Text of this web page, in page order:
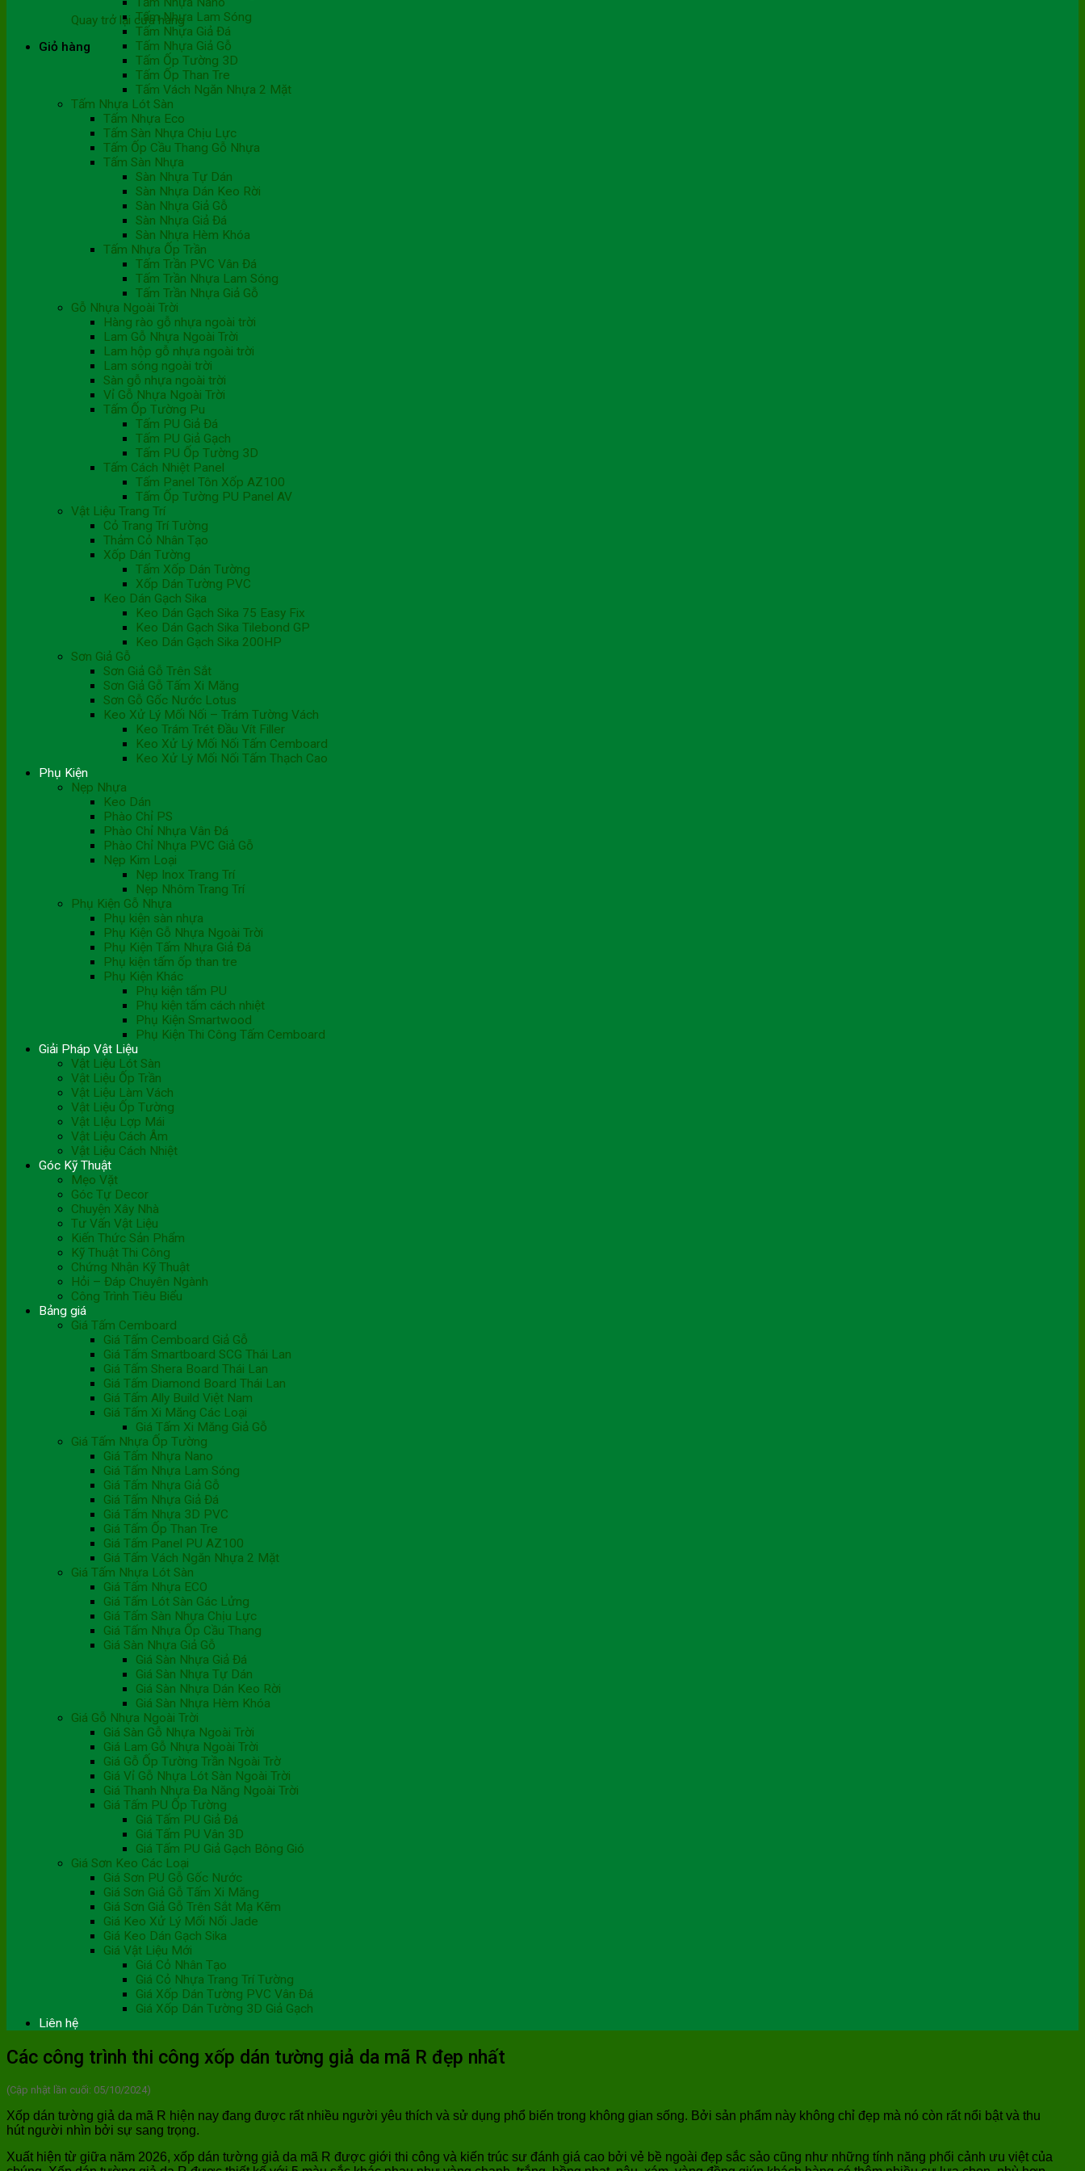
Quay trở lại cửa hàng
Giỏ hàng
Tấm Nhựa Lam Sóng
Tấm Nhựa Giả Đá
Tấm Nhựa Giả Gỗ
Tấm Ốp Tường 3D
Tấm Ốp Than Tre
Tấm Vách Ngăn Nhựa 2 Mặt
Tấm Nhựa Lót Sàn
Tấm Nhựa Eco
Tấm Sàn Nhựa Chịu Lực
Tấm Ốp Cầu Thang Gỗ Nhựa
Tấm Sàn Nhựa
Sàn Nhựa Tự Dán
Sàn Nhựa Dán Keo Rời
Sàn Nhựa Giả Gỗ
Sàn Nhựa Giả Đá
Sàn Nhựa Hèm Khóa
Tấm Nhựa Ốp Trần
Tấm Trần PVC Vân Đá
Tấm Trần Nhựa Lam Sóng
Tấm Trần Nhựa Giả Gỗ
Gỗ Nhựa Ngoài Trời
Hàng rào gỗ nhựa ngoài trời
Lam Gỗ Nhựa Ngoài Trời
Lam hộp gỗ nhựa ngoài trời
Lam sóng ngoài trời
Sàn gỗ nhựa ngoài trời
Vỉ Gỗ Nhựa Ngoài Trời
Tấm Ốp Tường Pu
Tấm PU Giả Đá
Tấm PU Giả Gạch
Tấm PU Ốp Tường 3D
Tấm Cách Nhiệt Panel
Tấm Panel Tôn Xốp AZ100
Tấm Ốp Tường PU Panel AV
Vật Liệu Trang Trí
Cỏ Trang Trí Tường
Thảm Cỏ Nhân Tạo
Xốp Dán Tường
Tấm Xốp Dán Tường
Xốp Dán Tường PVC
Keo Dán Gạch Sika
Keo Dán Gạch Sika 75 Easy Fix
Keo Dán Gạch Sika Tilebond GP
Keo Dán Gạch Sika 200HP
Sơn Giả Gỗ
Sơn Giả Gỗ Trên Sắt
Sơn Giả Gỗ Tấm Xi Măng
Sơn Gỗ Gốc Nước Lotus
Keo Xử Lý Mối Nối – Trám Tường Vách
Keo Trám Trét Đầu Vít Filler
Keo Xử Lý Mối Nối Tấm Cemboard
Keo Xử Lý Mối Nối Tấm Thạch Cao
Phụ Kiện
Nẹp Nhựa
Keo Dán
Phào Chỉ PS
Phào Chỉ Nhựa Vân Đá
Phào Chỉ Nhựa PVC Giả Gỗ
Nẹp Kim Loại
Nẹp Inox Trang Trí
Nẹp Nhôm Trang Trí
Phụ Kiện Gỗ Nhựa
Phụ kiện sàn nhựa
Phụ Kiện Gỗ Nhựa Ngoài Trời
Phụ Kiện Tấm Nhựa Giả Đá
Phụ kiện tấm ốp than tre
Phụ Kiện Khác
Phụ kiện tấm PU
Phụ kiện tấm cách nhiệt
Phụ Kiện Smartwood
Phụ Kiện Thi Công Tấm Cemboard
Giải Pháp Vật Liệu
Vật Liệu Lót Sàn
Vật Liệu Ốp Trần
Vật Liệu Làm Vách
Vật Liệu Ốp Tường
Vật LIệu Lợp Mái
Vật Liệu Cách Âm
Vật Liệu Cách Nhiệt
Góc Kỹ Thuật
Mẹo Vặt
Góc Tự Decor
Chuyện Xây Nhà
Tư Vấn Vật Liệu
Kiến Thức Sản Phẩm
Kỹ Thuật Thi Công
Chứng Nhận Kỹ Thuật
Hỏi – Đáp Chuyên Ngành
Công Trình Tiêu Biểu
Bảng giá
Giá Tấm Cemboard
Giá Tấm Cemboard Giả Gỗ
Giá Tấm Smartboard SCG Thái Lan
Giá Tấm Shera Board Thái Lan
Giá Tấm Diamond Board Thái Lan
Giá Tấm Ally Build Việt Nam
Giá Tấm Xi Măng Các Loại
Giá Tấm Xi Măng Giả Gỗ
Giá Tấm Nhựa Ốp Tường
Giá Tấm Nhựa Nano
Giá Tấm Nhựa Lam Sóng
Giá Tấm Nhựa Giả Gỗ
Giá Tấm Nhựa Giả Đá
Giá Tấm Nhựa 3D PVC
Giá Tấm Ốp Than Tre
Giá Tấm Panel PU AZ100
Giá Tấm Vách Ngăn Nhựa 2 Mặt
Giá Tấm Nhựa Lót Sàn
Giá Tấm Nhựa ECO
Giá Tấm Lót Sàn Gác Lửng
Giá Tấm Sàn Nhựa Chịu Lực
Giá Tấm Nhựa Ốp Cầu Thang
Giá Sàn Nhựa Giả Gỗ
Giá Sàn Nhựa Giả Đá
Giá Sàn Nhựa Tự Dán
Giá Sàn Nhựa Dán Keo Rời
Giá Sàn Nhựa Hèm Khóa
Giá Gỗ Nhựa Ngoài Trời
Giá Sàn Gỗ Nhựa Ngoài Trời
Giá Lam Gỗ Nhựa Ngoài Trời
Giá Gỗ Ốp Tường Trần Ngoài Trờ
Giá Vỉ Gỗ Nhựa Lót Sàn Ngoài Trời
Giá Thanh Nhựa Đa Năng Ngoài Trời
Giá Tấm PU Ốp Tường
Giá Tấm PU Giả Đá
Giá Tấm PU Vân 3D
Giá Tấm PU Giả Gạch Bông Gió
Giá Sơn Keo Các Loại
Giá Sơn PU Gỗ Gốc Nước
Giá Sơn Giả Gỗ Tấm Xi Măng
Giá Sơn Giả Gỗ Trên Sắt Mạ Kẽm
Giá Keo Xử Lý Mối Nối Jade
Giá Keo Dán Gạch Sika
Giá Vật Liệu Mới
Giá Cỏ Nhân Tạo
Giá Cỏ Nhựa Trang Trí Tường
Giá Xốp Dán Tường PVC Vân Đá
Giá Xốp Dán Tường 3D Giả Gạch
Liên hệ
Các công trình thi công xốp dán tường giả da mã R đẹp nhất
(Cập nhật lần cuối: 05/10/2024)
Xốp dán tường giả da mã R hiện nay đang được rất nhiều người yêu thích và sử dụng phổ biến trong không gian sống. Bởi sản phẩm này không chỉ đẹp mà nó còn rất nổi bật và thu
hút người nhìn bởi sự sang trọng.
Xuất hiện từ giữa năm 2026, xốp dán tường giả da mã R được giới thi công và kiến trúc sư đánh giá cao bởi vẻ bề ngoài đẹp sắc sảo cũng như những tính năng phối cảnh ưu việt của